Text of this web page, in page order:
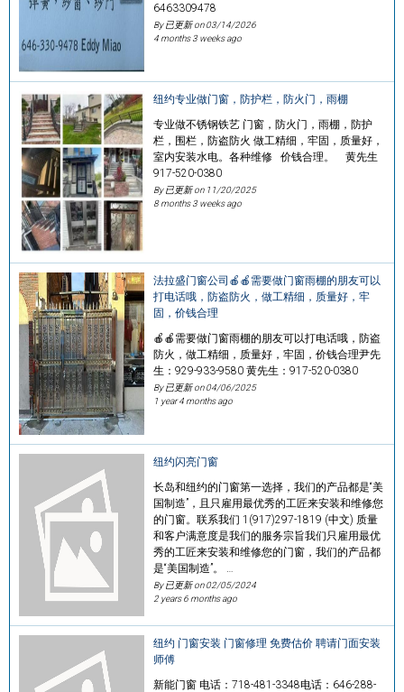
6463309478
By 已更新 on03/14/2026
4 months 3 weeks ago
纽约专业做门窗，防护栏，防火门，雨棚
专业做不锈钢铁艺 门窗，防火门，雨棚，防护
栏，围栏，防盗防火 做工精细，牢固，质量好，
室内安装水电。各种维修 价钱合理。 黄先生
917-520-0380
By 已更新 on 11/20/2025
8 months 3 weeks ago
法拉盛门窗公司🍎🍎需要做门窗雨棚的朋友可以
打电话哦，防盗防火，做工精细，质量好，牢
固，价钱合理
🍎🍎需要做门窗雨棚的朋友可以打电话哦，防盗
防火，做工精细，质量好，牢固，价钱合理尹先
生：929-933-9580 黄先生：917-520-0380
By 已更新 on04/06/2025
1 year 4 months ago
纽约闪亮门窗
长岛和纽约的门窗第一选择，我们的产品都是“美
国制造”，且只雇用最优秀的工匠来安装和维修您
的门窗。联系我们 1(917)297-1819 (中文) 质量
和客户满意度是我们的服务宗旨我们只雇用最优
秀的工匠来安装和维修您的门窗，我们的产品都
是“美国制造”。 …
By 已更新 on02/05/2024
2 years 6 months ago
纽约 门窗安装 门窗修理 免费估价 聘请门面安装
师傅
新能门窗 电话：718-481-3348电话：646-288-